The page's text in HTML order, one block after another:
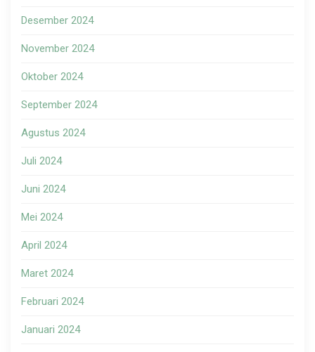
Desember 2024
November 2024
Oktober 2024
September 2024
Agustus 2024
Juli 2024
Juni 2024
Mei 2024
April 2024
Maret 2024
Februari 2024
Januari 2024